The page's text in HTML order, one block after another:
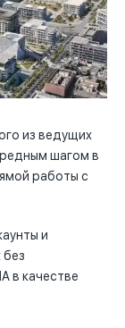
из ведущих
шагом в
работы с
и
в качестве